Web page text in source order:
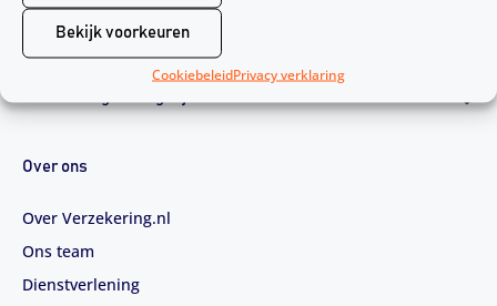
Bekijk voorkeuren
CookiebeleidPrivacy verklaring
Over ons
Over Verzekering.nl
Ons team
Dienstverlening